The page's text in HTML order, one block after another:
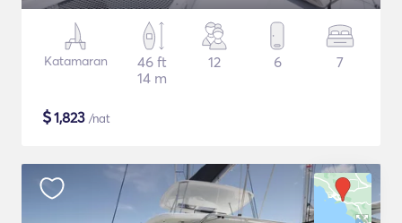
Katamaran
46 ft
14 m
12 6 7
$1,823 /nat